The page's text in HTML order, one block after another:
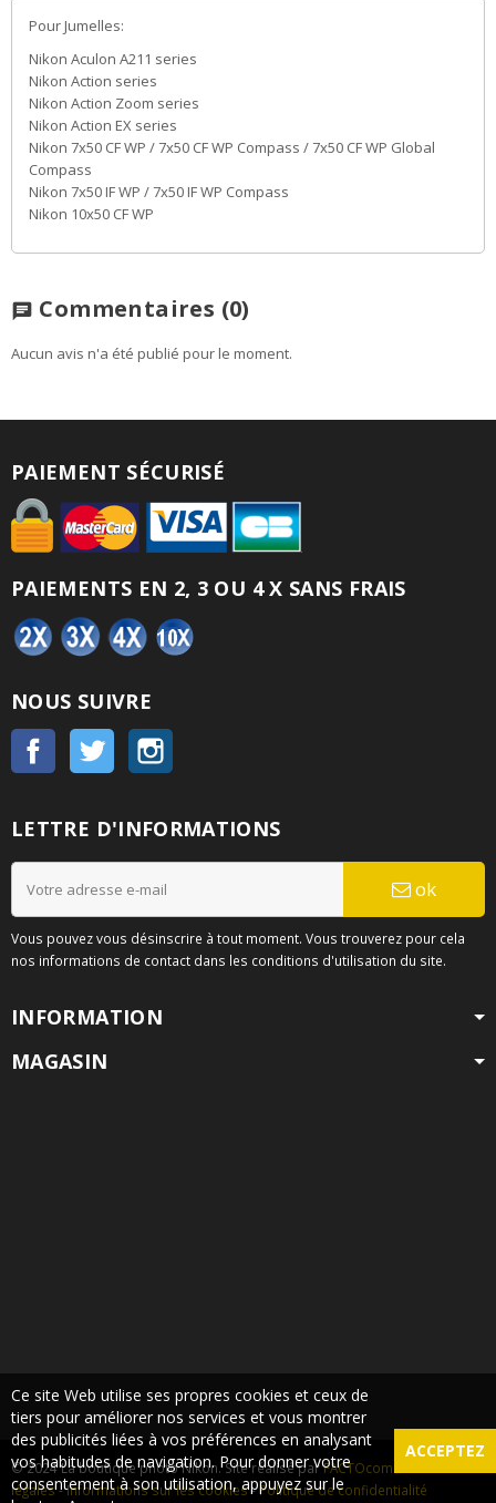
Pour Jumelles:
Nikon Aculon A211 series
Nikon Action series
Nikon Action Zoom series
Nikon Action EX series
Nikon 7x50 CF WP / 7x50 CF WP Compass / 7x50 CF WP Global
Compass
Nikon 7x50 IF WP / 7x50 IF WP Compass
Nikon 10x50 CF WP
chat Commentaires (0)
Aucun avis n'a été publié pour le moment.
PAIEMENT SÉCURISÉ
PAIEMENTS EN 2, 3 OU 4 X SANS FRAIS
NOUS SUIVRE
Facebook Twitter
LETTRE D'INFORMATIONS
ok
Vous pouvez vous désinscrire à tout moment. Vous trouverez pour cela
nos informations de contact dans les conditions d'utilisation du site.
INFORMATION
MAGASIN
© 2024 La boutique photo Nikon. Site réalisé parFACTOcom
légales-Informations sur les cookies-Politique de confidentialité
Ce site Web utilise ses propres cookies et ceux de
tiers pour améliorer nos services et vous montrer
des publicités liées à vos préférences en analysant
vos habitudes de navigation. Pour donner votre
consentement à son utilisation, appuyez sur le
ACCEPTEZ